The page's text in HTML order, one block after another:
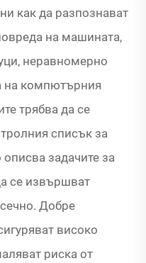
как да разпознават
на машината,
неравномерно
на компютърния
трябва да се
списък за
задачите за
се извършват
Добре
високо
риска от